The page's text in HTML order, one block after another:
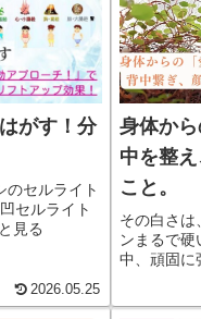
がす！分
のセルライト
セルライト
見る
2026.05.25
身体か
中を整
こと。
その白さは
ン​まるで
中、頑固に
者、一人